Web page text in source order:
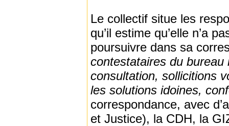
Le collectif situe les
qu’il estime qu’elle n’a
poursuivre dans sa
contestataires du
consultation, sollicitions
les solutions idoines,
correspondance, avec
et Justice), la CDH, la